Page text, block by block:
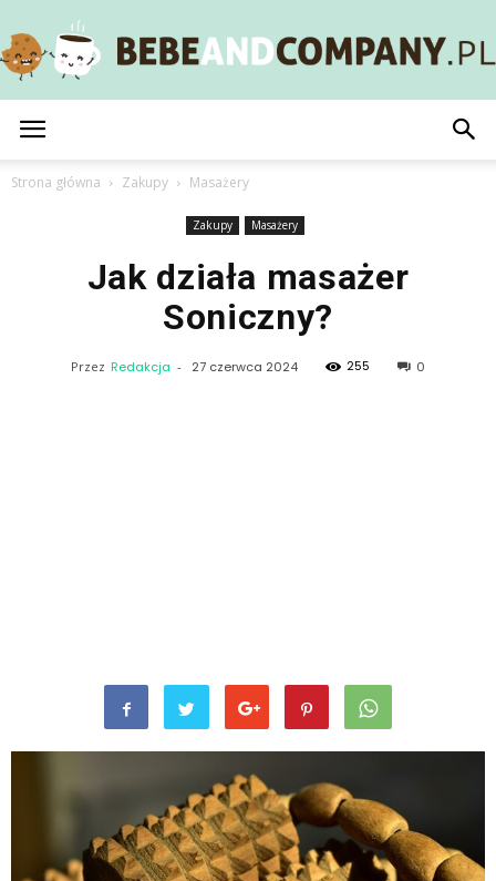
Strona główna Zakupy Masażery
Zakupy Masażery
Jak działa masażer
Soniczny?
Przez Redakcja - 27 czerwca 2024 255 0